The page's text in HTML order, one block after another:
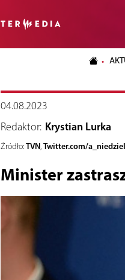
04.08.2023
Redaktor: Krystian Lurka
Źródło: TVN,Twitter.com/
Minister